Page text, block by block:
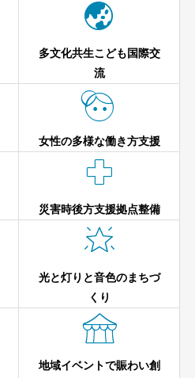

多文化共生こども国際交
流

女性の多様な働き方支援

災害時後方支援拠点整備

光と灯りと音色のまちづ
くり

地域イベントで賑わい創